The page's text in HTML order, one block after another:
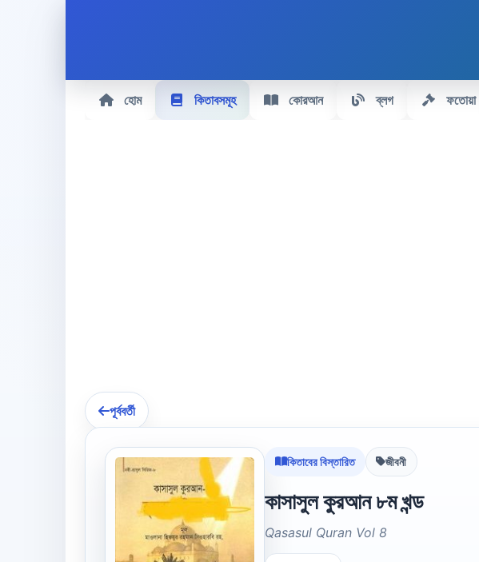
হোম কিতাবসমূহ কোরআন ব্লগ ফতোয়া
পূর্ববর্তী
কিতাবের বিস্তারিত জীবনী
কাসাসুল কুরআন ৮ম খন্ড
Qasasul Quran Vol 8